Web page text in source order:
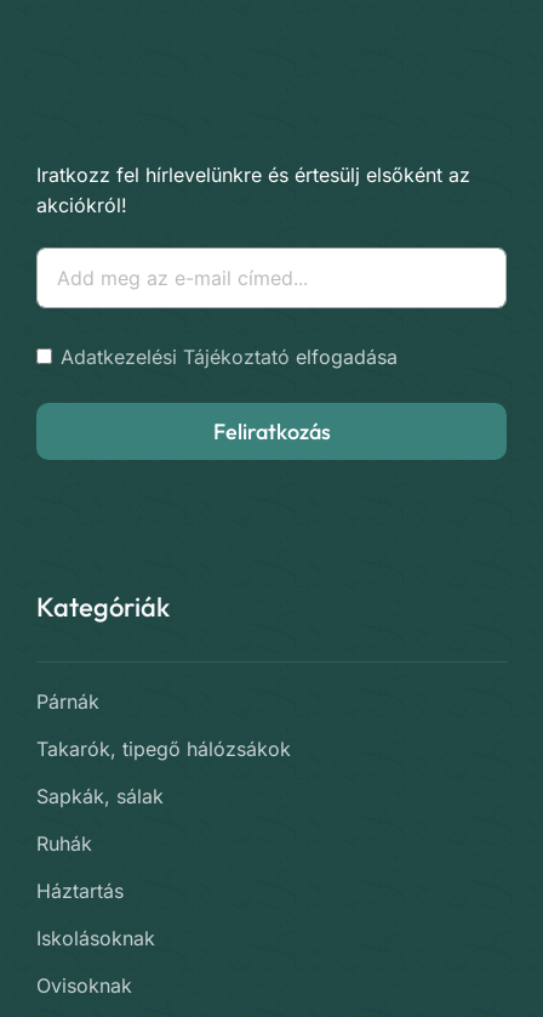
Iratkozz fel hírlevelünkre és értesülj elsőként az
akciókról!
Adatkezelési Tájékoztató elfogadása
Feliratkozás
Kategóriák
Párnák
Takarók, tipegő hálózsákok
Sapkák, sálak
Ruhák
Háztartás
Iskolásoknak
Ovisoknak